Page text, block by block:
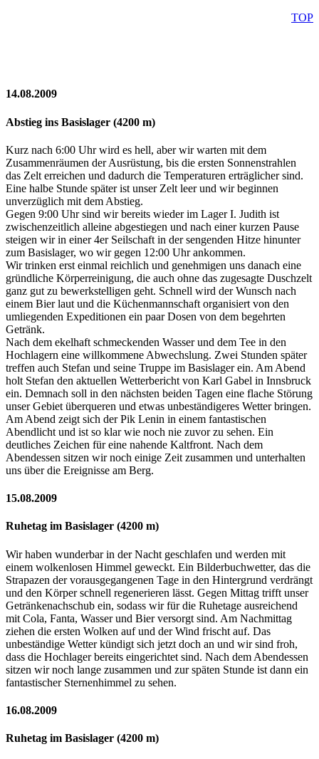
TOP
14.08.2009
Abstieg ins Basislager (4200 m)
Kurz nach 6:00 Uhr wird es hell, aber wir warten mit dem
Zusammenräumen der Ausrüstung, bis die ersten Sonnenstrahlen
das Zelt erreichen und dadurch die Temperaturen erträglicher sind.
Eine halbe Stunde später ist unser Zelt leer und wir beginnen
unverzüglich mit dem Abstieg.
Gegen 9:00 Uhr sind wir bereits wieder im Lager I. Judith ist
zwischenzeitlich alleine abgestiegen und nach einer kurzen Pause
steigen wir in einer 4er Seilschaft in der sengenden Hitze hinunter
zum Basislager, wo wir gegen 12:00 Uhr ankommen.
Wir trinken erst einmal reichlich und genehmigen uns danach eine
gründliche Körperreinigung, die auch ohne das zugesagte Duschzelt
ganz gut zu bewerkstelligen geht. Schnell wird der Wunsch nach
einem Bier laut und die Küchenmannschaft organisiert von den
umliegenden Expeditionen ein paar Dosen von dem begehrten
Getränk.
Nach dem ekelhaft schmeckenden Wasser und dem Tee in den
Hochlagern eine willkommene Abwechslung. Zwei Stunden später
treffen auch Stefan und seine Truppe im Basislager ein. Am Abend
holt Stefan den aktuellen Wetterbericht von Karl Gabel in Innsbruck
ein. Demnach soll in den nächsten beiden Tagen eine flache Störung
unser Gebiet überqueren und etwas unbeständigeres Wetter bringen.
Am Abend zeigt sich der Pik Lenin in einem fantastischen
Abendlicht und ist so klar wie noch nie zuvor zu sehen. Ein
deutliches Zeichen für eine nahende Kaltfront. Nach dem
Abendessen sitzen wir noch einige Zeit zusammen und unterhalten
uns über die Ereignisse am Berg.
15.08.2009
Ruhetag im Basislager (4200 m)
Wir haben wunderbar in der Nacht geschlafen und werden mit
einem wolkenlosen Himmel geweckt. Ein Bilderbuchwetter, das die
Strapazen der vorausgegangenen Tage in den Hintergrund verdrängt
und den Körper schnell regenerieren lässt. Gegen Mittag trifft unser
Getränkenachschub ein, sodass wir für die Ruhetage ausreichend
mit Cola, Fanta, Wasser und Bier versorgt sind. Am Nachmittag
ziehen die ersten Wolken auf und der Wind frischt auf. Das
unbeständige Wetter kündigt sich jetzt doch an und wir sind froh,
dass die Hochlager bereits eingerichtet sind. Nach dem Abendessen
sitzen wir noch lange zusammen und zur späten Stunde ist dann ein
fantastischer Sternenhimmel zu sehen.
16.08.2009
Ruhetag im Basislager (4200 m)